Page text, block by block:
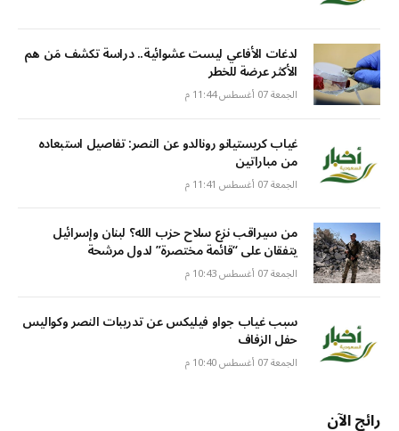
لدغات الأفاعي ليست عشوائية.. دراسة تكشف مَن هم
الأكثر عرضة للخطر
الجمعة 07 أغسطس 11:44 م
غياب كريستيانو رونالدو عن النصر: تفاصيل استبعاده
من مباراتين
الجمعة 07 أغسطس 11:41 م
من سيراقب نزع سلاح حزب الله؟ لبنان وإسرائيل
يتفقان على “قائمة مختصرة” لدول مرشحة
الجمعة 07 أغسطس 10:43 م
سبب غياب جواو فيليكس عن تدريبات النصر وكواليس
حفل الزفاف
الجمعة 07 أغسطس 10:40 م
رائج الآن